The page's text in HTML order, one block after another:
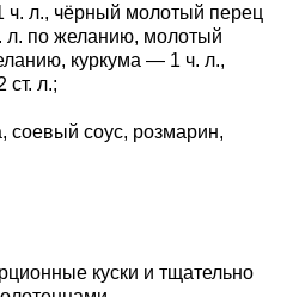
л., чёрный молотый перец
по желанию, молотый
куркума — 1 ч. л.,
ст. л.;
соевый соус, розмарин,
куски и тщательно